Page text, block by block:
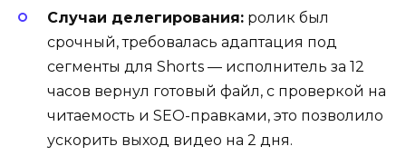
Случаи делегирования: ролик был
срочный, требовалась адаптация под
сегменты для Shorts — исполнитель за 12
часов вернул готовый файл, с проверкой на
читаемость и SEO-правками, это позволило
ускорить выход видео на 2 дня.